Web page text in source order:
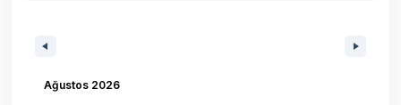
Ağustos 2026